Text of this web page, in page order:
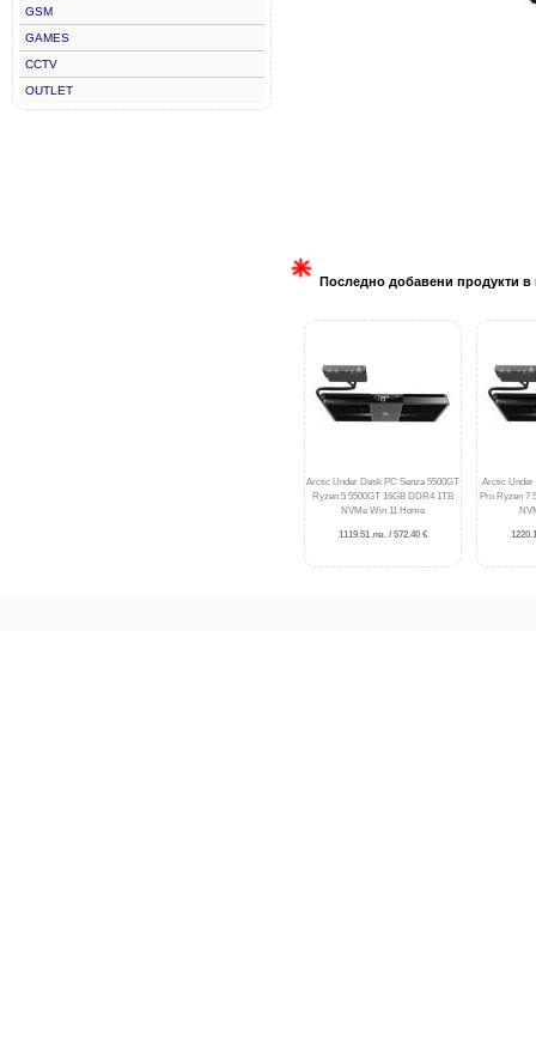
GSM
GAMES
CCTV
OUTLET
Последно добавени продукти в
Arctic Under Desk PC Senza 5500GT
Ryzen 5 5500GT 16GB DDR4 1TB
NVMe Win 11 Home
1119.51 лв. / 572.40 €
Arctic Under
Pro Ryzen 7